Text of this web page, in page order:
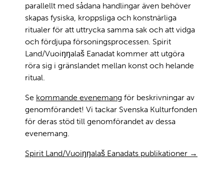
parallellt med sådana handlingar även behöver
skapas fysiska, kroppsliga och konstnärliga
ritualer för att uttrycka samma sak och att vidga
och fördjupa försoningsprocessen. Spirit
Land/Vuoiŋŋalaš Eanadat kommer att utgöra
röra sig i gränslandet mellan konst och helande
ritual.
Se kommande evenemang för beskrivningar av
genomförandet! Vi tackar Svenska Kulturfonden
för deras stöd till genomförandet av dessa
evenemang.
Spirit Land/Vuoiŋŋalaš Eanadats publikationer →